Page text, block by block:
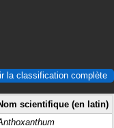
la classification complète
scientifique (en latin)